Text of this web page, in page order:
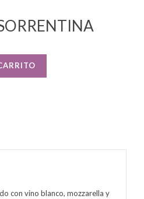
con vino blanco, mozzarella y